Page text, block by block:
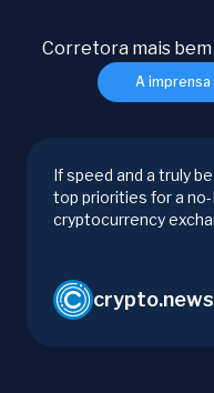
A imprensa
Corretora mais bem
If speed and a truly
top priorities for a
cryptocurrency
crypto.news